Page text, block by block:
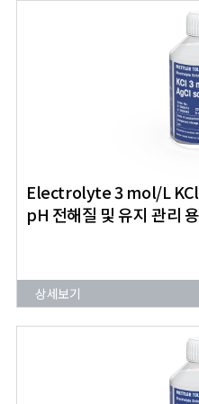
Electrolyte 3 mol/L
pH 전해질 및 유지 관리
상세보기